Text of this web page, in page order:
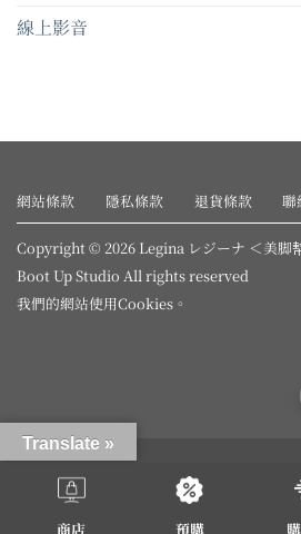
線上影音
網站條款 隱私條款 退貨條款 聯
Copyright © 2026 Legina レジーナ ＜美脚
Boot Up Studio All rights reserved
我們的網站使用Cookies 。
Translate »
商店 預購